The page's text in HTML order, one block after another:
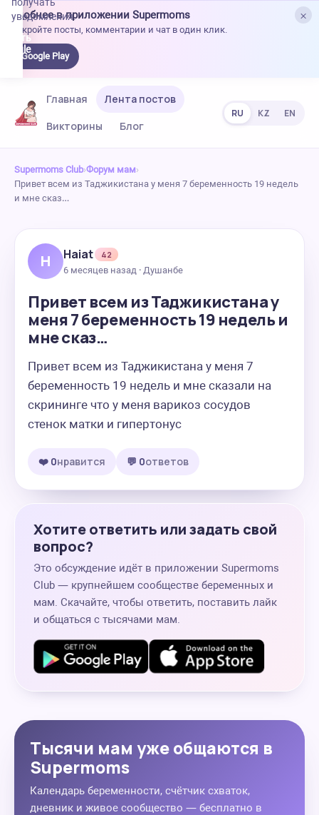
×
Удобнее в приложении Supermoms
Откройте посты, комментарии и чат в один клик.
Google Play
уведомления.
Главная
Лента постов
Викторины
Блог
RU KZ EN
Supermoms Club›Форум мам›
Привет всем из Таджикистана у меня 7 беременность 19 недель
и мне сказ…
H Haiat
42
6 месяцев назад · Душанбе
Привет всем из Таджикистана у
меня 7 беременность 19 недель и
мне сказ…
Привет всем из Таджикистана у меня 7
беременность 19 недель и мне сказали на
скрининге что у меня варикоз сосудов
стенок матки и гипертонус
❤️ 0нравится 💬 0ответов
Хотите ответить или задать свой
вопрос?
Это обсуждение идёт в приложении Supermoms
Club — крупнейшем сообществе беременных и
мам. Скачайте, чтобы ответить, поставить лайк
и общаться с тысячами мам.
Тысячи мам уже общаются в
Supermoms
Календарь беременности, счётчик схваток,
дневник и живое сообщество — бесплатно в